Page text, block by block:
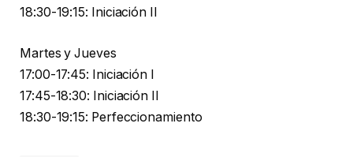
18:30-19:15: Iniciación II
Martes y Jueves
17:00-17:45: Iniciación I
17:45-18:30: Iniciación II
18:30-19:15: Perfeccionamiento